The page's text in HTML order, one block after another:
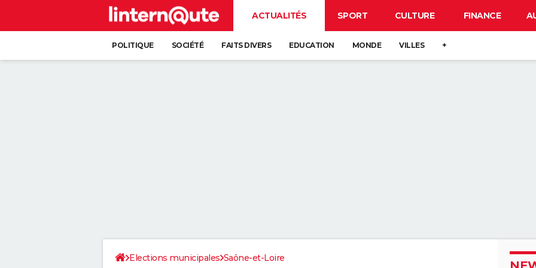
ACTUALITÉS SPORT CULTURE FINANCE
POLITIQUE SOCIÉTÉ FAITS DIVERS EDUCATION MONDE VILLES +
Elections municipales Saône-et-Loire